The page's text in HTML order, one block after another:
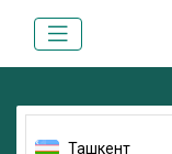
Ташкент